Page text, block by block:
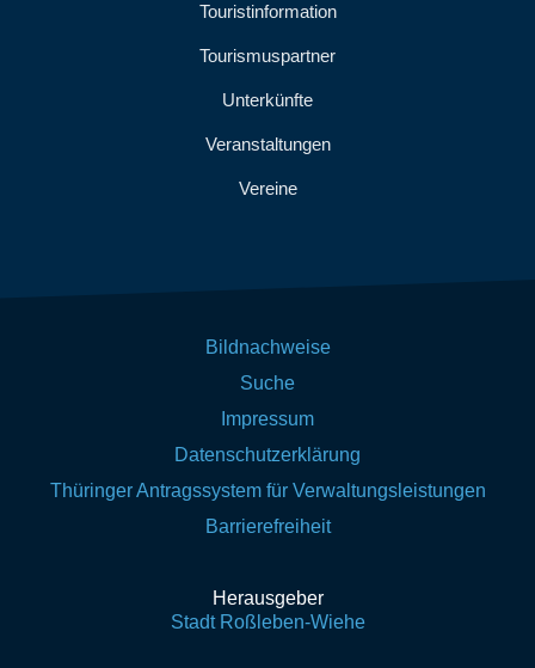
Touristinformation
Tourismuspartner
Unterkünfte
Veranstaltungen
Vereine
Bildnachweise
Suche
Impressum
Datenschutzerklärung
Thüringer Antragssystem für Verwaltungsleistungen
Barrierefreiheit
Herausgeber
Stadt Roßleben-Wiehe